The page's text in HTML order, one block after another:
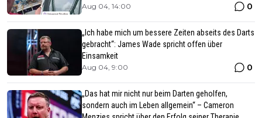
Aug 04, 14:00 0
„Ich habe mich um bessere Zeiten abseits des Darts
gebracht“: James Wade spricht offen über
Einsamkeit
Aug 04, 9:00 0
„Das hat mir nicht nur beim Darten geholfen,
sondern auch im Leben allgemein“ – Cameron